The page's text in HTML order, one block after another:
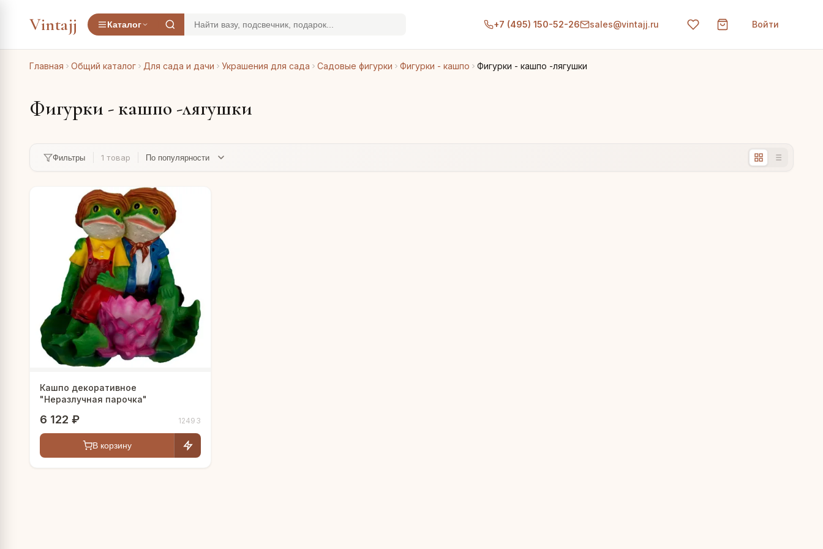
Vintajj Каталог +7 (495) 150-52-26 sales@vintajj.ru Войти
Главная Общий каталог Для сада и дачи Украшения для сада Садовые фигурки Фигурки - кашпо Фигурки - кашпо -лягушки
Фигурки - кашпо -лягушки
Фильтры 1 товар
Кашпо декоративное
"Неразлучная парочка"
6 122 ₽ 12493
В корзину